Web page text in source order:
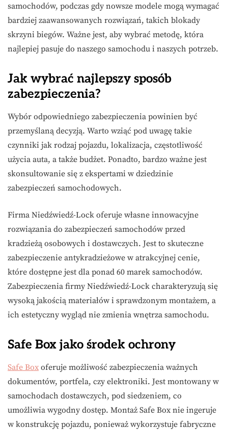
samochodów, podczas gdy nowsze modele mogą wymagać
bardziej zaawansowanych rozwiązań, takich blokady
skrzyni biegów. Ważne jest, aby wybrać metodę, która
najlepiej pasuje do naszego samochodu i naszych potrzeb.
Jak wybrać najlepszy sposób
zabezpieczenia?
Wybór odpowiedniego zabezpieczenia powinien być
przemyślaną decyzją. Warto wziąć pod uwagę takie
czynniki jak rodzaj pojazdu, lokalizacja, częstotliwość
użycia auta, a także budżet. Ponadto, bardzo ważne jest
skonsultowanie się z ekspertami w dziedzinie
zabezpieczeń samochodowych.
Firma Niedźwiedź-Lock oferuje własne innowacyjne
rozwiązania do zabezpieczeń samochodów przed
kradzieżą osobowych i dostawczych. Jest to skuteczne
zabezpieczenie antykradzieżowe w atrakcyjnej cenie,
które dostępne jest dla ponad 60 marek samochodów.
Zabezpieczenia firmy Niedźwiedź-Lock charakteryzują się
wysoką jakością materiałów i sprawdzonym montażem, a
ich estetyczny wygląd nie zmienia wnętrza samochodu.
Safe Box jako środek ochrony
Safe Box oferuje możliwość zabezpieczenia ważnych
dokumentów, portfela, czy elektroniki. Jest montowany w
samochodach dostawczych, pod siedzeniem, co
umożliwia wygodny dostęp. Montaż Safe Box nie ingeruje
w konstrukcję pojazdu, ponieważ wykorzystuje fabryczne